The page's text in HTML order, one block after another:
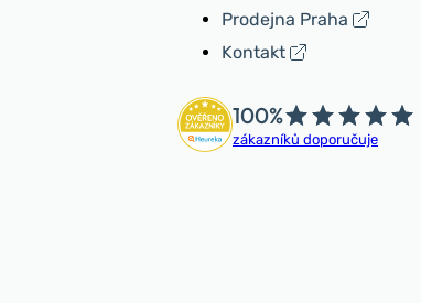
Prodejna Praha
Kontakt
100%
zákazníků doporučuje